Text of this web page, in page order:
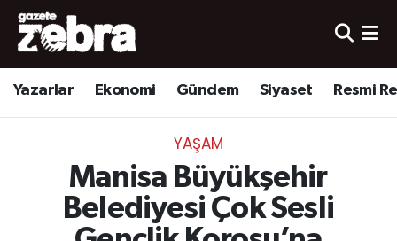
Yazarlar Ekonomi Gündem Siyaset Resmi
YAŞAM
Manisa Büyükşehir
Belediyesi Çok Sesli
Yazarlar
Ekonomi
Yerel
Nöbetçi Eczaneler
Hava Durumu
Süper Lig Puan Durumu ve Fikstür